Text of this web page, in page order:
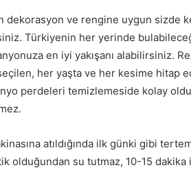
dekorasyon ve rengine uygun sizde
Türkiyenin her yerinde
en iyi yakışanı alabilirsiniz.
her yaşta ve her kesime hitap
perdeleri temizlemeside kolay
atıldığında ilk günki gibi
olduğundan su tutmaz, 10-15